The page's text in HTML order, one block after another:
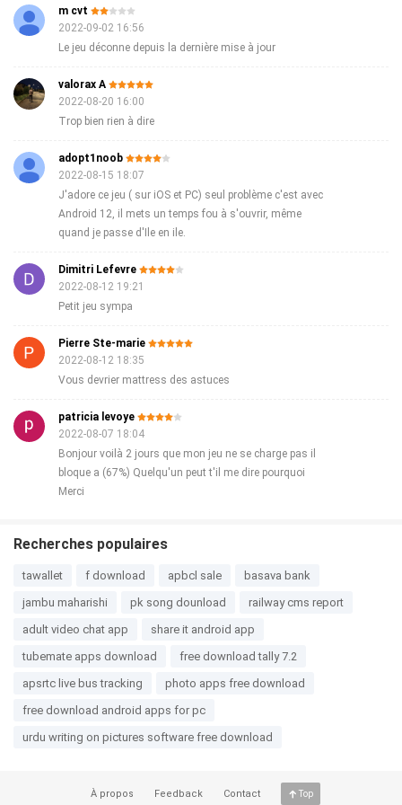
m cvt
2022-09-02 16:56
Le jeu déconne depuis la dernière mise à jour
valorax A
2022-08-20 16:00
Trop bien rien à dire
adopt1noob
2022-08-15 18:07
J'adore ce jeu ( sur iOS et PC) seul problème c'est avec
Android 12, il mets un temps fou à s'ouvrir, même
quand je passe d'Ile en ile.
Dimitri Lefevre
2022-08-12 19:21
Petit jeu sympa
Pierre Ste-marie
2022-08-12 18:35
Vous devrier mattress des astuces
patricia levoye
2022-08-07 18:04
Bonjour voilà 2 jours que mon jeu ne se charge pas il
bloque a (67%) Quelqu'un peut t'il me dire pourquoi
Merci
Recherches populaires
tawallet f download apbcl sale
basava bank
jambu maharishi
pk song dounload
railway cms report
adult video chat app
share it android app
tubemate apps download
free download tally 7.2
apsrtc live bus tracking
photo apps free download
free download android apps for pc
urdu writing on pictures software free download
À propos Feedback Contact Top